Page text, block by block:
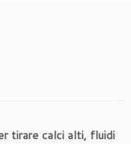
tirare calci alti, fluidi